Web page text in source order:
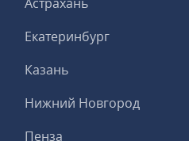
Екатеринбург
Казань
Нижний Новгород
Пенза